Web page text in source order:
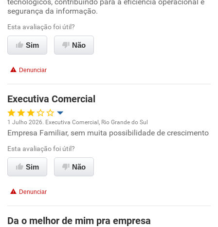
Conciliação com a vida familiar
Benefícios
segurança da informação.
Esta avaliação foi útil?
Sim Não
Denunciar
Executiva Comercial
Oportunidade de promoção
Ambiente de trabalho
Benefícios
1 Julho 2026. Executiva Comercial, Rio Grande do Sul
Empresa Familiar, sem muita possibilidade de crescimento
Esta avaliação foi útil?
Sim Não
Denunciar
Da o melhor de mim pra empresa